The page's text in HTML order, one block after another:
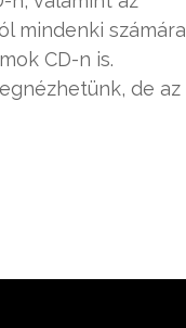
mindenki számára
CD-n is.
de az